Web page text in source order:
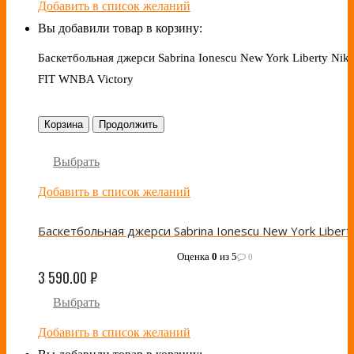
Добавить в список желаний
Вы добавили товар в корзину:
Баскетбольная джерси Sabrina Ionescu New York Liberty
FIT WNBA Victory
Корзина Продолжить
Выбрать
Добавить в список желаний
Оценка 0 из 5 0
3 590.00₽
Выбрать
Добавить в список желаний